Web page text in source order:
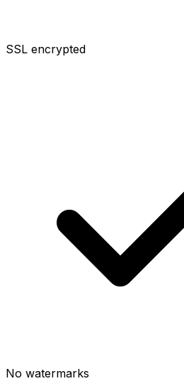
SSL encrypted
No watermarks